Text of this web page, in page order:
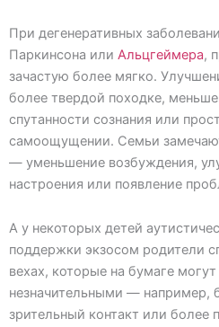
При дегенеративных
Паркинсона или Альцгеймера,
зачастую более мягко.
более твердой походке,
спутанности сознания или
самоощущении. Семьи
— уменьшение возбуждения,
настроения или появление
А у некоторых детей
поддержки экзосом родители
вехах, которые на бумаге могут
незначительными — например,
зрительный контакт или более